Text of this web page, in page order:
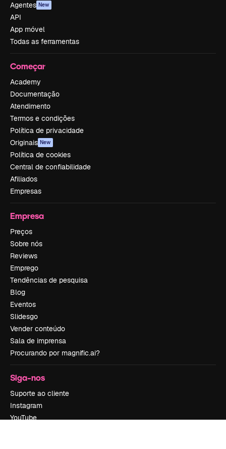
Agentes New
API
App móvel
Todas as ferramentas
Começar
Academy
Documentação
Atendimento
Termos e condições
Política de privacidade
Originais New
Política de cookies
Central de confiabilidade
Afiliados
Empresas
Empresa
Preços
Sobre nós
Reviews
Emprego
Tendências de pesquisa
Blog
Eventos
Slidesgo
Vender conteúdo
Sala de imprensa
Procurando por magnific.ai?
Siga-nos
Suporte ao cliente
Instagram
YouTube